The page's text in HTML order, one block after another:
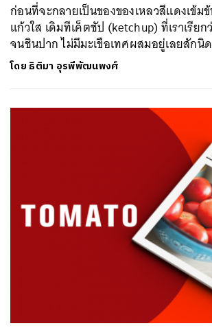
ก่อนที่จะกลายเป็นของของเหลวสีแดงเข้ม
แก้วใส เดิมทีเค็ตชัป (ketchup) ที่เราเรียก
จนชินปาก ไม่มีมะเขือเทศผสมอยู่เลยสักนิด
โดย ธิติมา อุรพีพัฒนพงศ์